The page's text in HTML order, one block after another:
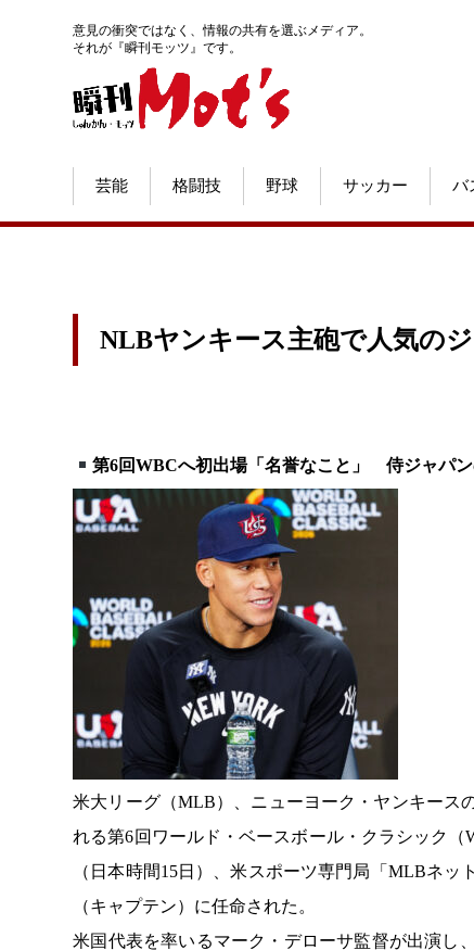
意見の衝突ではなく、情報の共有を選ぶメディア。
それが『瞬刊モッツ』です。
芸能 格闘技 野球 サッカー バ
NLBヤンキース主砲で人気の
第6回WBCへ初出場「名誉なこと」 侍ジャパ
米大リーグ（MLB）、ニューヨーク・ヤンキース
れる第6回ワールド・ベースボール・クラシック
（日本時間15日）、米スポーツ専門局「MLBネ
（キャプテン）に任命された。
米国代表を率いるマーク・デローサ監督が出演し